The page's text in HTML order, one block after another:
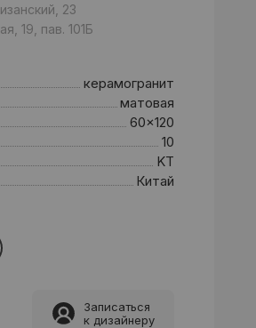
23
19, пав. 101Б
керамогранит
матовая
60x120
10
KT
Китай
Записаться
к дизайнеру